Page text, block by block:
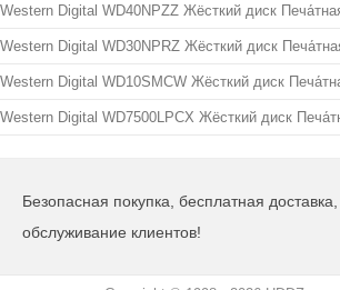
Western Digital WD40NPZZ Жёсткий диск
Western Digital WD30NPRZ Жёсткий диск
Western Digital WD10SMCW Жёсткий диск
Western Digital WD7500LPCX Жёсткий диск
Безопасная покупка, бесплатная
обслуживание клиентов!